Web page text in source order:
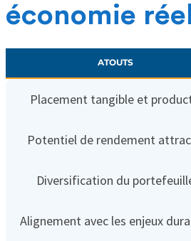
économie
ATOUTS
Placement tangible et
Potentiel de rendement
Diversification du
Alignement avec les enjeux